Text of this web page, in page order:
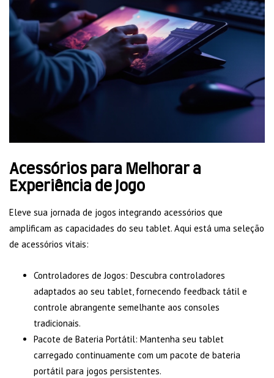
Acessórios para Melhorar a
Experiência de Jogo
Eleve sua jornada de jogos integrando acessórios que
amplificam as capacidades do seu tablet. Aqui está uma seleção
de acessórios vitais:
Controladores de Jogos: Descubra controladores
adaptados ao seu tablet, fornecendo feedback tátil e
controle abrangente semelhante aos consoles
tradicionais.
Pacote de Bateria Portátil: Mantenha seu tablet
carregado continuamente com um pacote de bateria
portátil para jogos persistentes.